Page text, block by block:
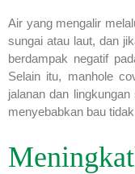
Air yang mengalir
sungai atau laut, dan
berdampak negatif
Selain itu, manhole
jalanan dan
menyebabkan bau